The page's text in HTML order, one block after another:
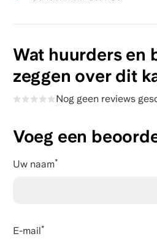
Wat huurders en
zeggen over dit
Nog geen reviews
Voeg een
Uw naam
E-mail